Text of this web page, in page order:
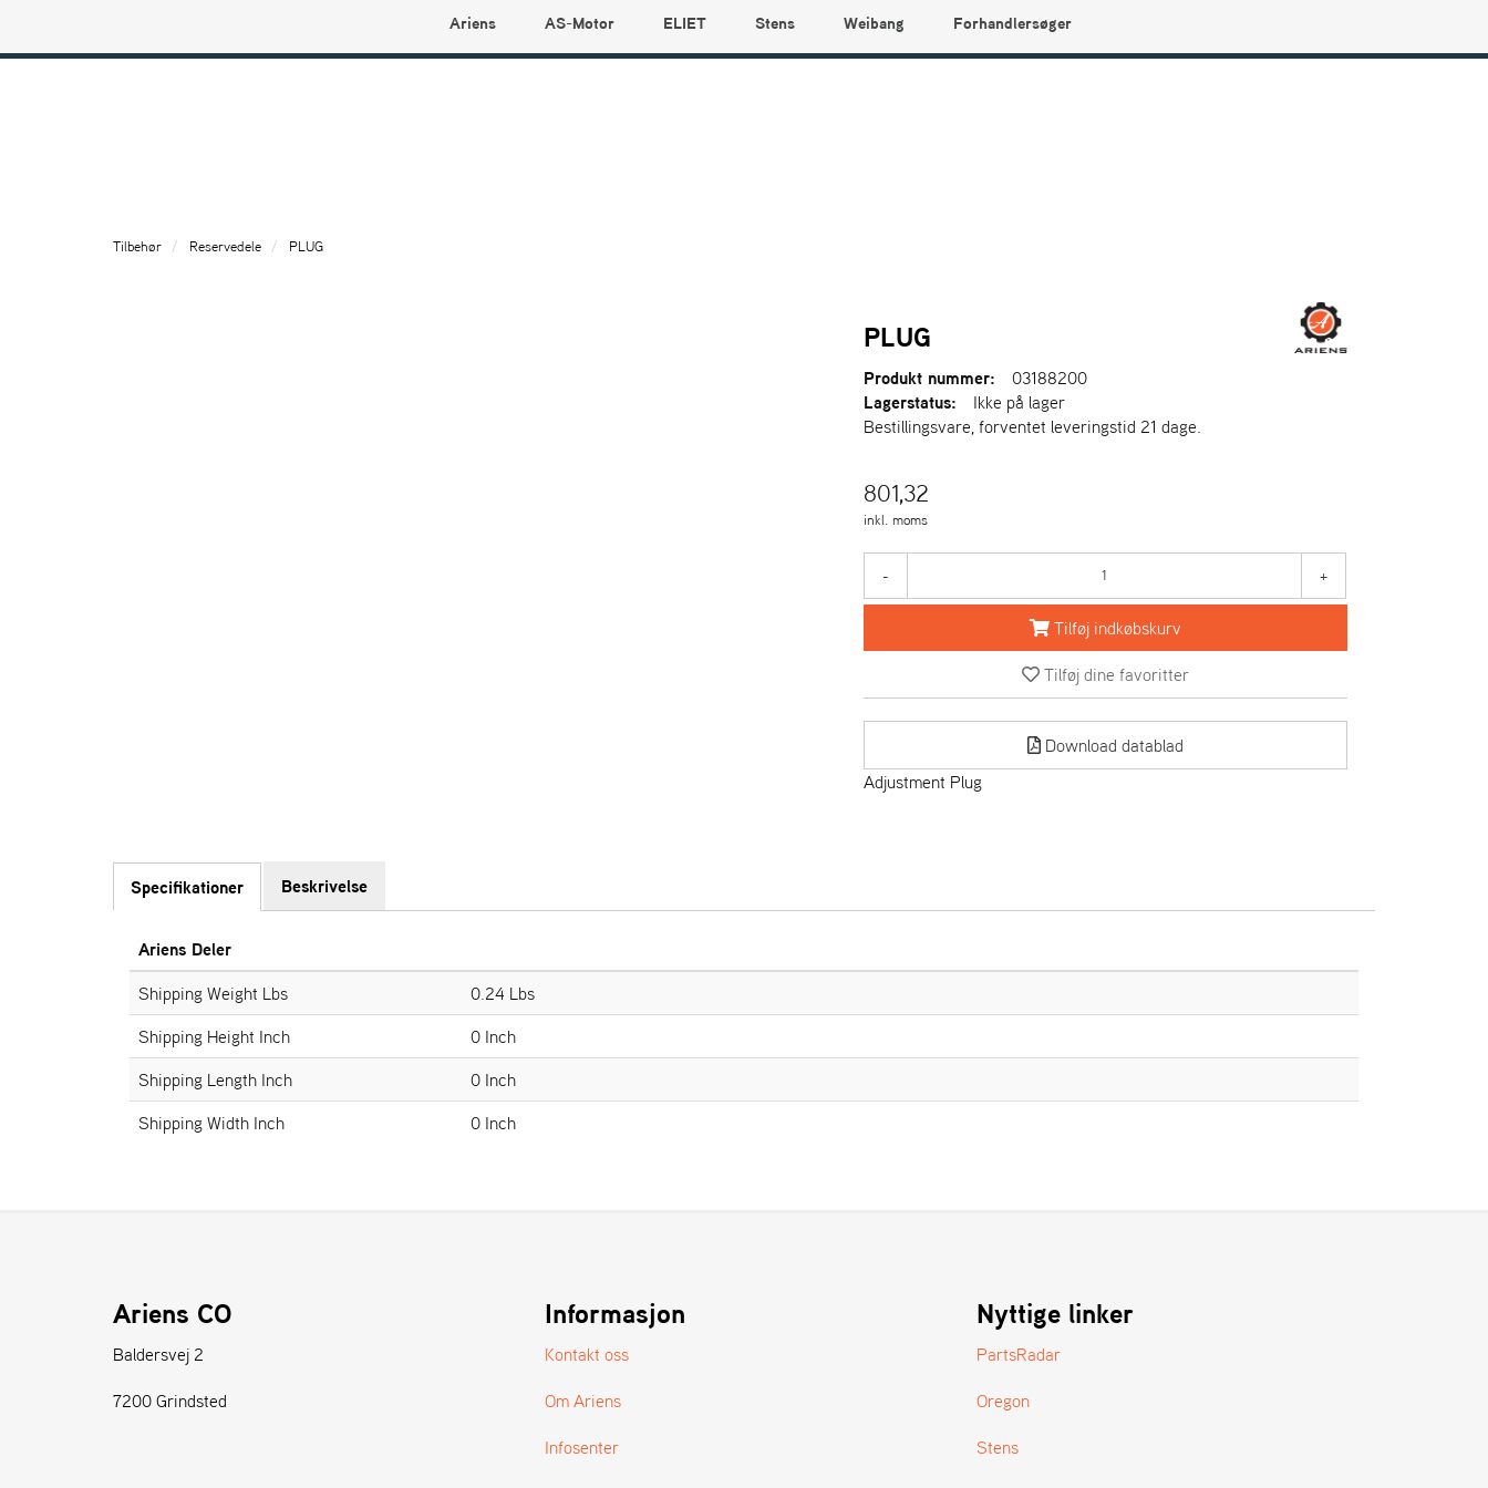
Ariens AS-Motor ELIET Stens Weibang Forhandlersøger
Tilbehør Reservedele PLUG
PLUG
Produkt nummer:
03188200
Lagerstatus:
Ikke på lager
Bestillingsvare, forventet leveringstid 21 dage.
801,32
inkl. moms
- +
Tilføj indkøbskurv
Tilføj dine favoritter
Download datablad
Adjustment Plug
Specifikationer Beskrivelse
Ariens Deler
Shipping Weight Lbs
0.24 Lbs
Shipping Height Inch
0 Inch
Shipping Length Inch
0 Inch
Shipping Width Inch
0 Inch
Ariens CO
Baldersvej 2
7200 Grindsted
Informasjon
Kontakt oss
Om Ariens
Infosenter
Nyttige linker
PartsRadar
Oregon
Stens